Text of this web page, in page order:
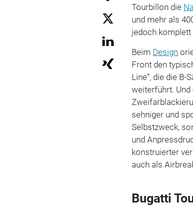
Tourbillon die
und mehr als
jedoch komplett
Beim Design
Front den
Line“, die die
weiterführt. Und
sehniger und
Selbstzweck,
und
konstruierter
auch als
Bugatti